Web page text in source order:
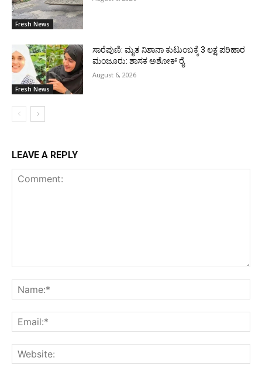
Fresh News
Fresh News
ಸಾರೆಪುಣಿ: ಮೃತ ನಿಶಾನಾ ಕುಟುಂಬಕ್ಕೆ 3 ಲಕ್ಷ ಪರಿಹಾರ
ಮಂಜೂರು: ಶಾಸಕ ಅಶೋಕ್ ರೈ
August 6, 2026
LEAVE A REPLY